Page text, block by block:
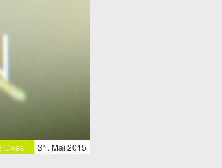
31. Mai 2015
Likes